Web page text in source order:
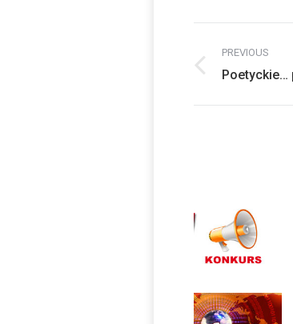
PREVIOUS
Previous
Poetyckie…